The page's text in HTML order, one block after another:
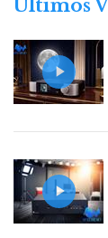
s
Últimos